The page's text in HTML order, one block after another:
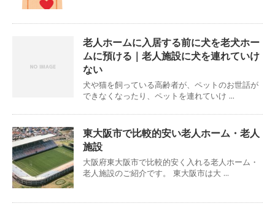
老人ホームに入居する前に犬を老犬ホー
ムに預ける｜老人施設に犬を連れていけ
ない
犬や猫を飼っている高齢者が、ペットのお世話が
できなくなったり、ペットを連れていけ ...
東大阪市で比較的安い老人ホーム・老人
施設
大阪府東大阪市で比較的安く入れる老人ホーム・
老人施設のご紹介です。 東大阪市は大 ...